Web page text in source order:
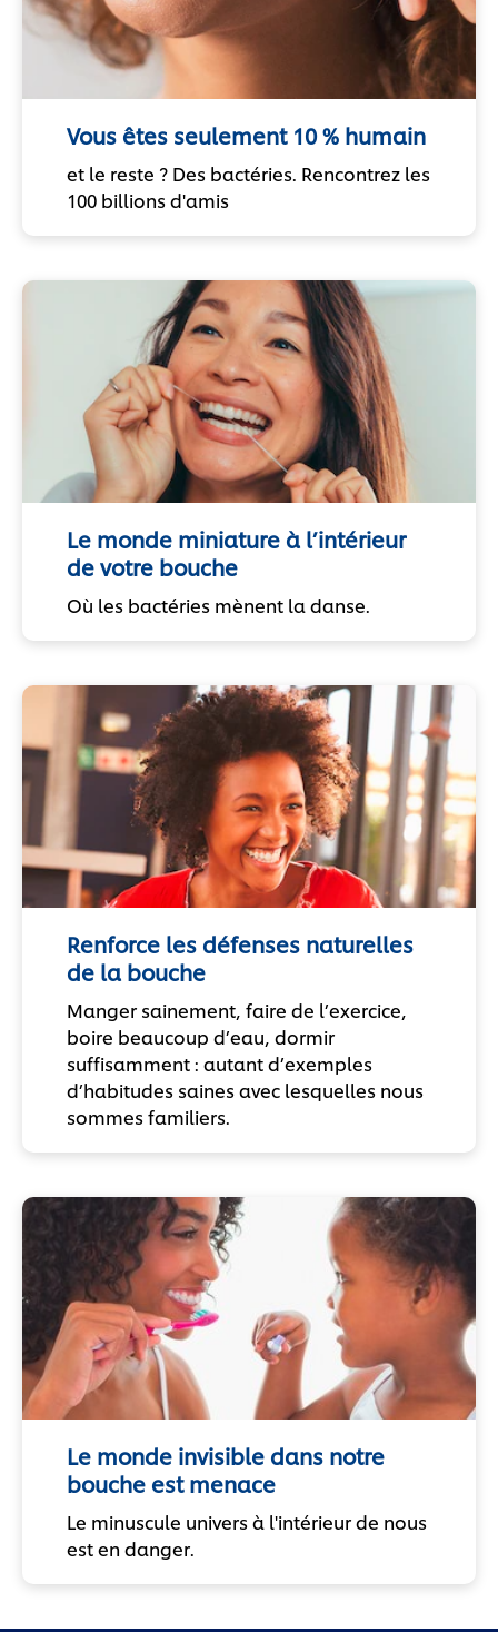
Vous êtes seulement 10 % humain
et le reste ? Des bactéries. Rencontrez les
100 billions d'amis
Le monde miniature à l’intérieur
de votre bouche
Où les bactéries mènent la danse.
Renforce les défenses naturelles
de la bouche
Manger sainement, faire de l’exercice,
boire beaucoup d’eau, dormir
suffisamment : autant d’exemples
d’habitudes saines avec lesquelles nous
sommes familiers.
Le monde invisible dans notre
bouche est menace
Le minuscule univers à l'intérieur de nous
est en danger.